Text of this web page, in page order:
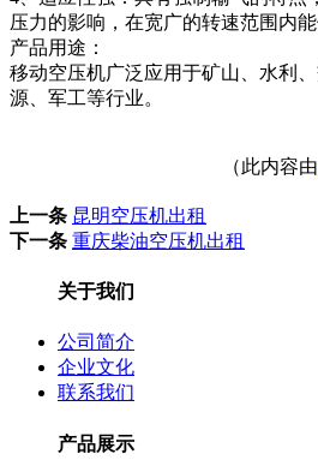
压力的影响，在宽广的转速范围内
产品用途：
移动空压机广泛应用于矿山、水利
源、军工等行业。
（此内容由
上一条 昆明空压机出租
下一条 重庆柴油空压机出租
关于我们
公司简介
企业文化
联系我们
产品展示